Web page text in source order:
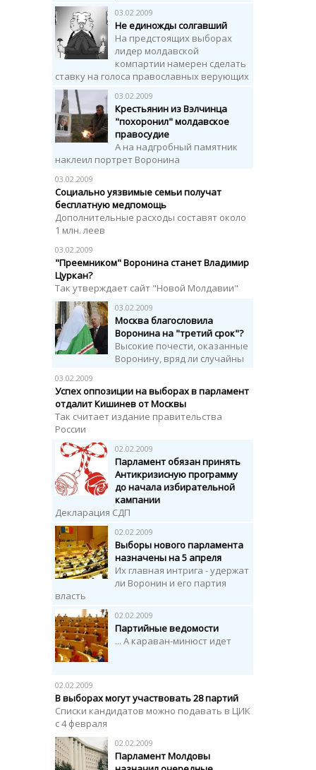
03.02.2009
Не единожды солгавший
На предстоящих выборах
лидер молдавской
компартии намерен сделать
ставку на голоса православных верующих
03.02.2009
Крестьянин из Вэлчинца
"похоронил" молдавское
правосудие
А на надгробный памятник
наклеил портрет Воронина
03.02.2009
Социально уязвимые семьи получат
бесплатную медпомощь
Дополнительные расходы составят около
1 млн. леев
03.02.2009
"Преемником" Воронина станет Владимир
Цуркан?
Так утверждает сайт "Новой Молдавии"
03.02.2009
Москва благословила
Воронина на "третий срок"?
Высокие почести, оказанные
Воронину, вряд ли случайны
03.02.2009
Успех оппозиции на выборах в парламент
отдалит Кишинев от Москвы
Так считает издание правительства
России
02.02.2009
Парламент обязан принять
Антикризисную программу
до начала избирательной
кампании
Декларация СДП
02.02.2009
Выборы нового парламента
назначены на 5 апреля
Их главная интрига - удержат
ли Воронин и его партия
власть
02.02.2009
Партийные ведомости
... А караван-минюст идет
02.02.2009
В выборах могут участвовать 28 партий
Списки кандидатов можно подавать в ЦИК
с 4 февраля
02.02.2009
Парламент Молдовы